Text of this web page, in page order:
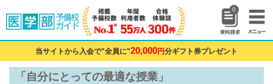
0
当サイトから入会で"全員に"20,000円分ギフト券プレゼント
「自分にとっての最適な授業」